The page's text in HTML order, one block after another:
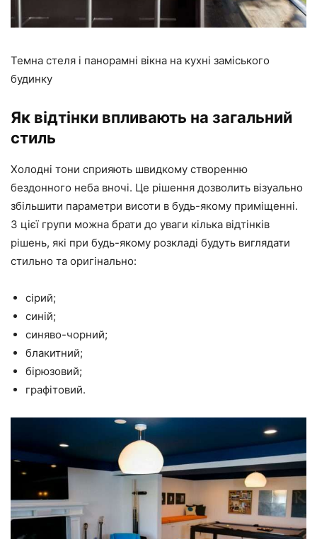
Темна стеля і панорамні вікна на кухні заміського
будинку
Як відтінки впливають на загальний
стиль
Холодні тони сприяють швидкому створенню
бездонного неба вночі. Це рішення дозволить візуально
збільшити параметри висоти в будь-якому приміщенні.
З цієї групи можна брати до уваги кілька відтінків
рішень, які при будь-якому розкладі будуть виглядати
стильно та оригінально:
сірий;
синій;
синяво-чорний;
блакитний;
бірюзовий;
графітовий.